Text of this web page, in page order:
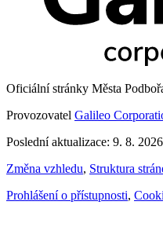
Oficiální stránky Města
Provozovatel Galileo
Poslední aktualizace: 9. 8. 2026
Změna vzhledu, Struktura
Prohlášení o přístupnosti,